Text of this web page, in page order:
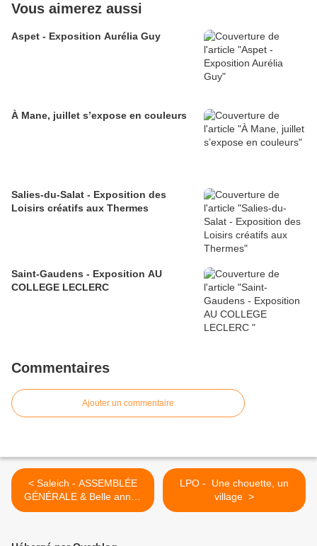
Vous aimerez aussi
Aspet - Exposition Aurélia Guy
À Mane, juillet s’expose en couleurs
Salies-du-Salat - Exposition des
Loisirs créatifs aux Thermes
Saint-Gaudens - Exposition AU
COLLEGE LECLERC
Commentaires
Ajouter un commentaire
< Saleich - ASSEMBLÉE
GÉNÉRALE & Belle année
2026 — et à très vite au
LPO - Une chouette, un
village >